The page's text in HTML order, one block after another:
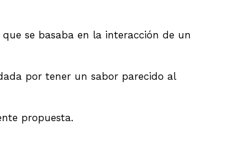
se basaba en la interacción de un
por tener un sabor parecido al
propuesta.